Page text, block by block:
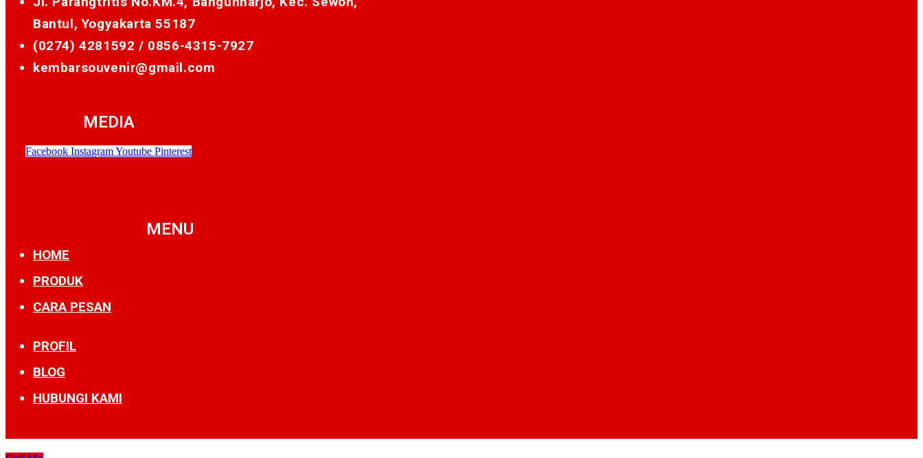
Bantul, Yogyakarta 55187
(0274) 4281592 / 0856-4315-7927
kembarsouvenir@gmail.com
MEDIA
Facebook Instagram Youtube Pinterest
MENU
HOME
PRODUK
CARA PESAN
PROFIL
BLOG
HUBUNGI KAMI